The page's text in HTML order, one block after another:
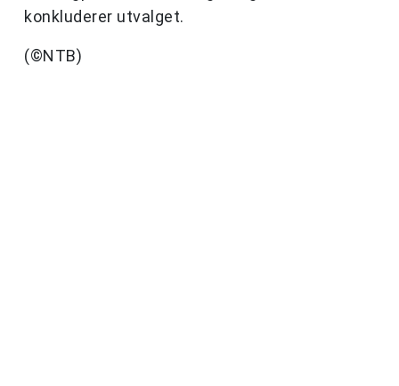
konkluderer utvalget.
(©NTB)